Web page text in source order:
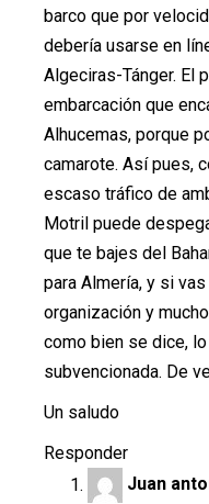
barco que por
debería usarse en
Algeciras-Tánger. El
embarcación que
Alhucemas, porque
camarote. Así pues,
escaso tráfico de
Motril puede
que te bajes del
para Almería, y si
organización y
como bien se dice,
subvencionada. De
Un saludo
Responder
Juan